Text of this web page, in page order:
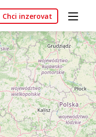
Chci inzerovat